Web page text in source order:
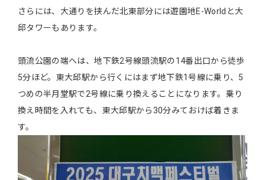
さらには、大通りを挟んだ北東部分には遊園地E-Worldと大
邱タワーもあります。
頭流公園の端へは、地下鉄2号線頭流駅の14番出口から徒歩
5分ほど。東大邱駅から行くにはまず地下鉄1号線に乗り、5
つめの半月堂駅で2号線に乗り換えることになります。乗り
換え時間を入れても、東大邱駅から30分みておけば着きま
す。